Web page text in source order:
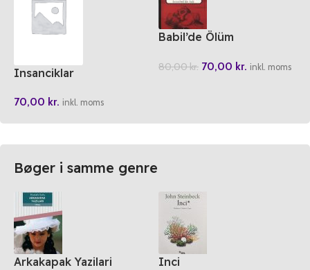
Insanciklar
70,00 kr. inkl. moms
Babil’de Ölüm
80,00kr. 70,00 kr. inkl. moms
Bøger i samme genre
Arkakapak Yazilari Inci